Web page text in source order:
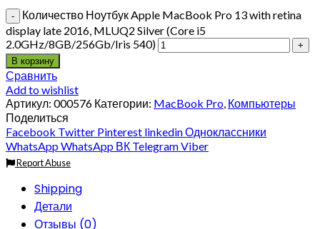
Количество Ноутбук Apple MacBook Pro 13 with retina
display late 2016, MLUQ2 Silver (Core i5
2.0GHz/8GB/256Gb/Iris 540)
В корзину
Сравнить
Add to wishlist
Артикул: 000576 Категории: MacBook Pro, Компьютеры
Поделиться
Facebook Twitter Pinterest linkedinОдноклассники
WhatsAppWhatsApp ВК TelegramViber
Report Abuse
Shipping
Детали
Отзывы (0)